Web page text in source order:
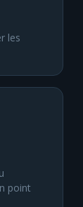
les
point